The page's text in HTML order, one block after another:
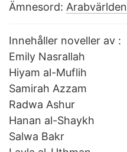
Ämnesord: Arabvärlden
Innehåller noveller av :
Emily Nasrallah
Hiyam al-Muflih
Samirah Azzam
Radwa Ashur
Hanan al-Shaykh
Salwa Bakr